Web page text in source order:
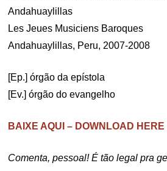
Andahuaylillas
Les Jeues Musiciens Baroques
Andahuaylillas, Peru, 2007-2008
[Ep.] órgão da epístola
[Ev.] órgão do evangelho
BAIXE AQUI – DOWNLOAD HERE
Comenta, pessoal! É tão legal pra